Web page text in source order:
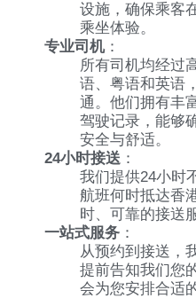
设施，确保乘客
乘坐体验。
专业司机：
所有司机均经过
语、粤语和英语
通。他们拥有丰
驾驶记录，能够
安全与舒适。
24小时接送 ：
我们提供24小时
航班何时抵达香
时、可靠的接送
一站式服务 ：
从预约到接送，
提前告知我们您
会为您安排合适